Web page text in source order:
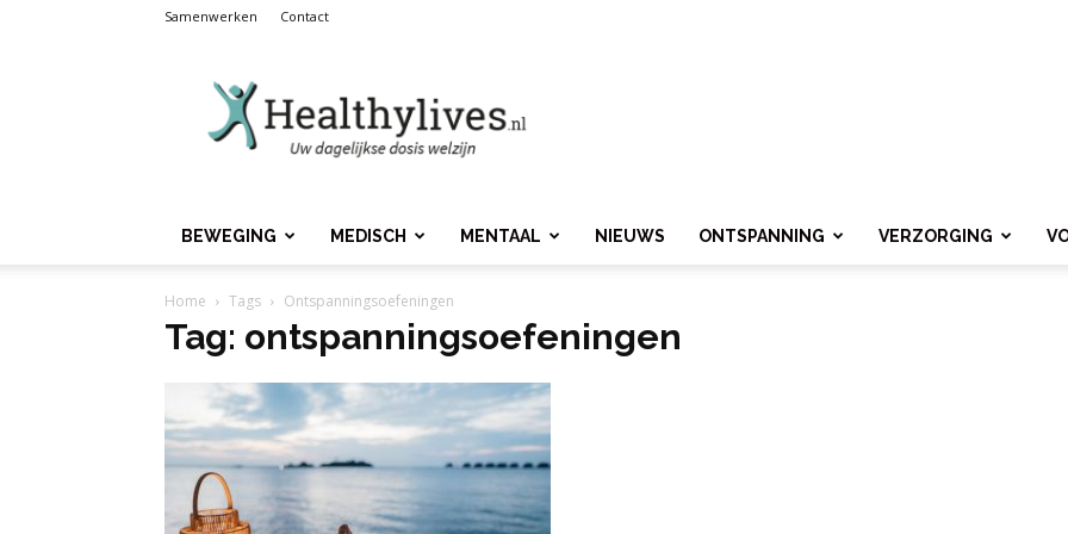
Samenwerken Contact
BEWEGING MEDISCH MENTAAL NIEUWS ONTSPANNING VERZORGING
Home Tags Ontspanningsoefeningen
Tag: ontspanningsoefeningen